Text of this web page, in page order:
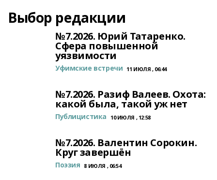
Выбор редакции
№7.2026. Юрий Татаренко.
Сфера повышенной
уязвимости
Уфимские встречи 11 ИЮЛЯ , 06:44
№7.2026. Разиф Валеев. Охота:
какой была, такой уж нет
Публицистика 10 ИЮЛЯ , 12:58
№7.2026. Валентин Сорокин.
Круг завершён
Поэзия 8 ИЮЛЯ , 06:54